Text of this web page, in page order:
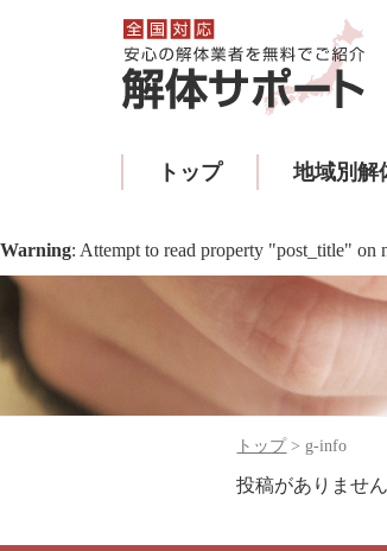
トップ 地域別解
Warning: Attempt to read property "post_title" on
トップ > g-info
投稿がありません